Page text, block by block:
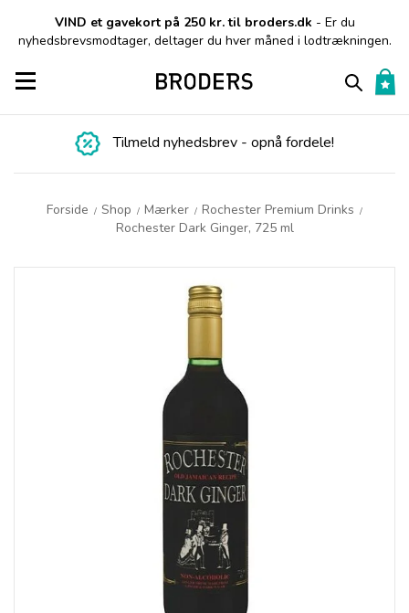
VIND et gavekort på 250 kr. til broders.dk - Er du
nyhedsbrevsmodtager, deltager du hver måned i lodtrækningen.
Toggle navigation
Tilmeld nyhedsbrev - opnå fordele!
Forside / Shop / Mærker / Rochester Premium Drinks /
Rochester Dark Ginger, 725 ml